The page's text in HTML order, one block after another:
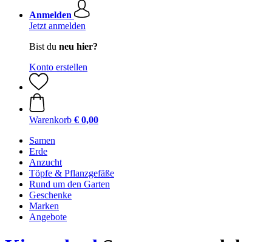
Anmelden
Jetzt anmelden
Bist du neu hier?
Konto erstellen
Warenkorb € 0,00
Samen
Erde
Anzucht
Töpfe & Pflanzgefäße
Rund um den Garten
Geschenke
Marken
Angebote